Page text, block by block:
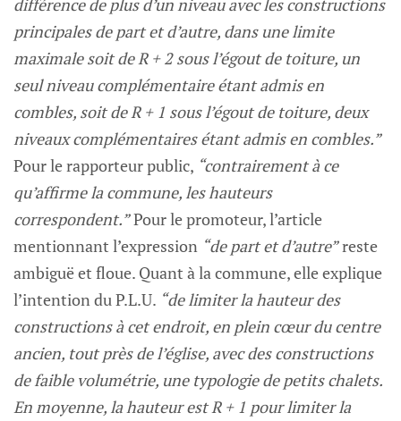
principales de part et d’autre, dans une limite
maximale soit de R + 2 sous l’égout de toiture, un
seul niveau complémentaire étant admis en
combles, soit de R + 1 sous l’égout de toiture, deux
niveaux complémentaires étant admis en combles.”
Pour le rapporteur public, “contrairement à ce
qu’affirme la commune, les hauteurs
correspondent.”Pour le promoteur, l’article
mentionnant l’expression “de part et d’autre”reste
ambiguë et floue. Quant à la commune, elle explique
l’intention du P.L.U. “de limiter la hauteur des
constructions à cet endroit, en plein cœur du centre
ancien, tout près de l’église, avec des constructions
de faible volumétrie, une typologie de petits chalets.
En moyenne, la hauteur est R + 1 pour limiter la